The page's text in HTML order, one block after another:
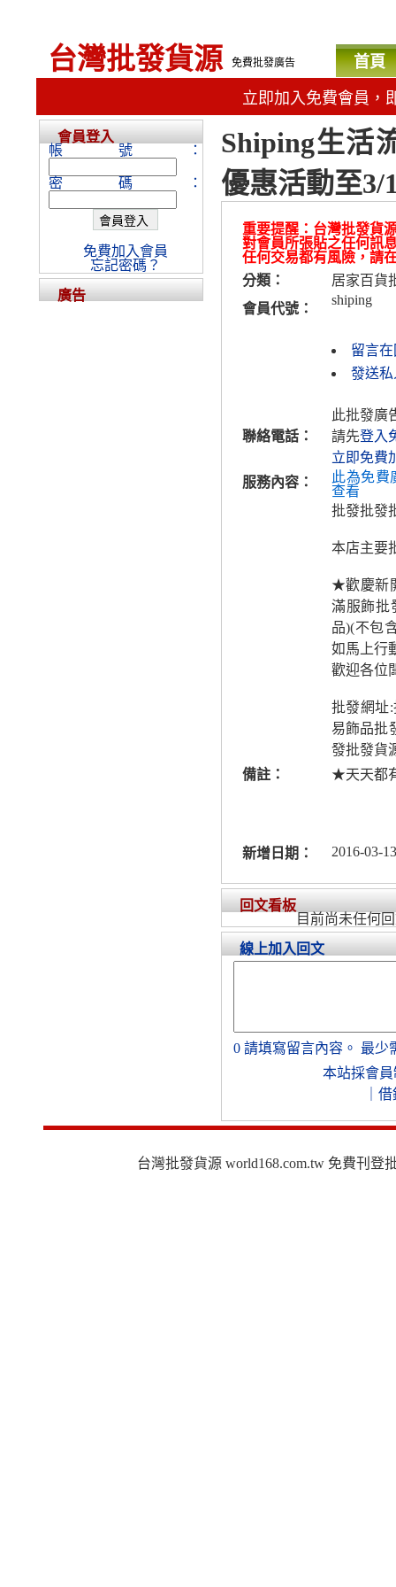
台灣批發貨源 免費批發廣告 首頁
立即加入免費會員，
Shiping生活
優惠活動至3/
重要提醒：台灣批發貨
對會員所張貼之任何訊
任何交易都有風險，請
分類：
居家百貨
會員代號：
shiping
留言
發送私
聯絡電話：
此批發廣
請先登入
立即免費
服務內容：
此為免費
查看
批發批發
本店主要
★歡慶新
滿服飾批
品)(不包
如馬上行
歡迎各位
批發網址
易飾品批
發批發貨
備註：
★天天都
新增日期： 2016-03-
回文看板
目前尚未任何
線上加入回文
0 請填寫留言內容。 最少
本站採會員
借
會員登入
帳號：
密碼：
免費加入會員
忘記密碼？
廣告
台灣批發貨源 world168.com.tw 免費刊登